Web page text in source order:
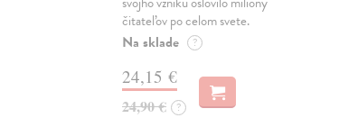
čitateľov po celom svete.
Na sklade ?
24,15 €
24,90 € ?